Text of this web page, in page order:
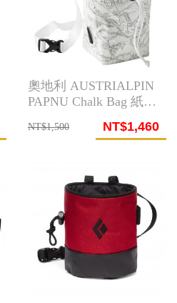
奧地利 AUSTRIALPIN
PAPNU Chalk Bag 紙粉
NT$1,500 NT$1,460